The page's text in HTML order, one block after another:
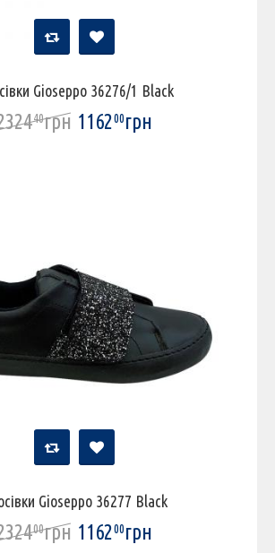
Gioseppo 36276/1 Black
40грн 116200грн
Gioseppo 36277 Black
00грн 116200грн